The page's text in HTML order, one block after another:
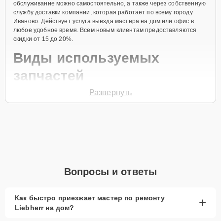
обслуживание можно самостоятельно, а также через собственную
службу доставки компании, которая работает по всему городу
Иваново. Действует услуга выезда мастера на дом или офис в
любое удобное время. Всем новым клиентам предоставляются
скидки от 15 до 20%.
Виды используемых
запчастей
Для ремонта морозильной камеры модели GSS 2223
активное использование устройства дольше
запчастей.
При наличии планов в скором времени заменить
Развернуть
Вопросы и ответы
Как быстро приезжает мастер по ремонту
Liebherr на дом?
+